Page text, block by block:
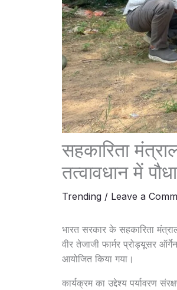
सहकारिता
तत्वावधान में
Trending/ Leave a
भारत सरकार के सहकारिता
वीर तेजाजी फार्मर प्रोड्यूसर
आयोजित किया गया।
कार्यक्रम का उद्देश्य पर्यावरण